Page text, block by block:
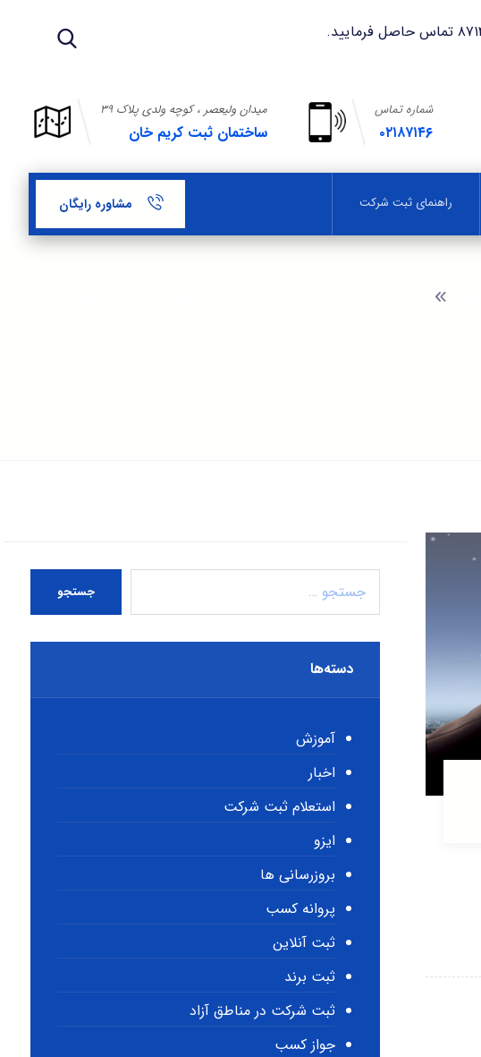
میدان ولیعصر ، کوچه ولدی پلاک ۳۹
ساختمان ثبت کریم خان
شماره تماس
۰۲۱۸۷۱۴۶
راهنمای ثبت شرکت مشاوره رایگان
جستجو
دسته‌ها
آموزش
اخبار
استعلام ثبت شرکت
ایزو
بروزرسانی ها
پروانه کسب
ثبت آنلاین
ثبت برند
ثبت شرکت در مناطق آزاد
جواز کسب